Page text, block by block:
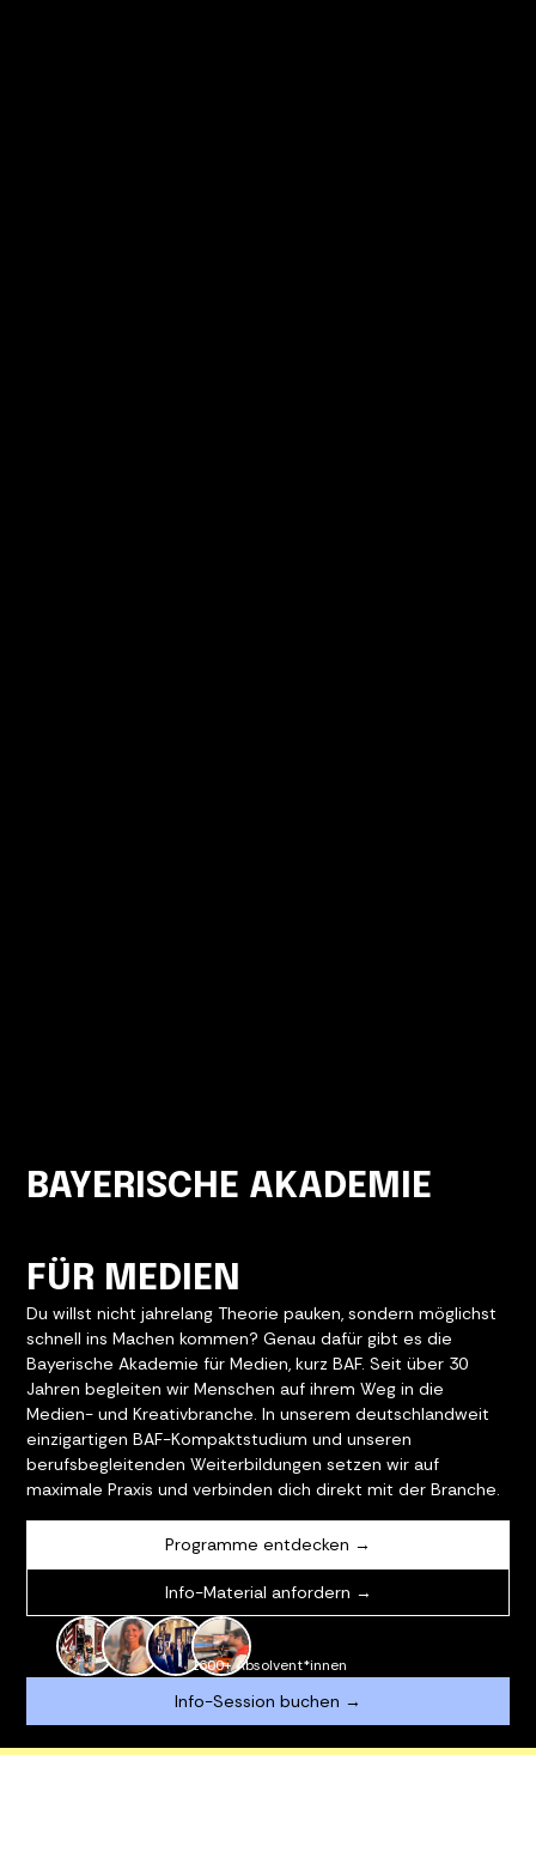
BAYERISCHE AKADEMIE
FÜR MEDIEN
Du willst nicht jahrelang Theorie pauken, sondern möglichst
schnell ins Machen kommen? Genau dafür gibt es die
Bayerische Akademie für Medien, kurz BAF. Seit über 30
Jahren begleiten wir Menschen auf ihrem Weg in die
Medien- und Kreativbranche. In unserem deutschlandweit
einzigartigen BAF-Kompaktstudium und unseren
berufsbegleitenden Weiterbildungen setzen wir auf
maximale Praxis und verbinden dich direkt mit der Branche.
Programme entdecken →
Info-Material anfordern →
1600+ Absolvent*innen
Info-Session buchen →